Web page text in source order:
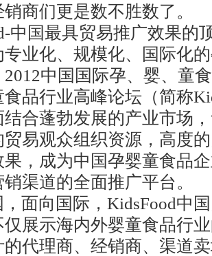
商们更是数不胜数了。
中国最具贸易推广效果的
专业化、规模化、国际化
2012中国国际孕、婴、童
品行业高峰论坛（简称
结合蓬勃发展的产业市场
易观众组织资源，高度
果，成为中国孕婴童食品
渠道的全面推广平台。
面向国际，KidsFood中
展示海内外婴童食品行
的代理商、经销商、渠道